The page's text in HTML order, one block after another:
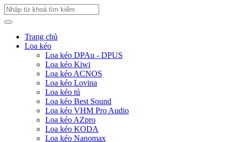
Trang chủ
Loa kéo
Loa kéo DPAu - DPUS
Loa kéo Kiwi
Loa kéo ACNOS
Loa kéo Lovina
Loa kéo tủ
Loa kéo Best Sound
Loa kéo VHM Pro Audio
Loa kéo AZpro
Loa kéo KODA
Loa kéo Nanomax